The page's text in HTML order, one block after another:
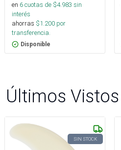
en 6cuotas de $4.983 sin
interés
ahorras $1.200 por
transferencia.
Disponible
Últimos Vistos
SIN STOCK